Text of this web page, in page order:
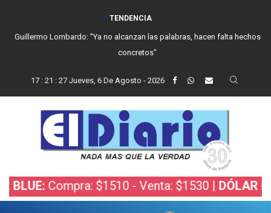
TENDENCIA
Guillermo Lombardo: "Ya no alcanzan las palabras, hacen falta hechos
concretos"
17: 21 : 28 Jueves, 6 De Agosto - 2026
$1510 - Venta: $1530 |DÓLAR BOLSA: